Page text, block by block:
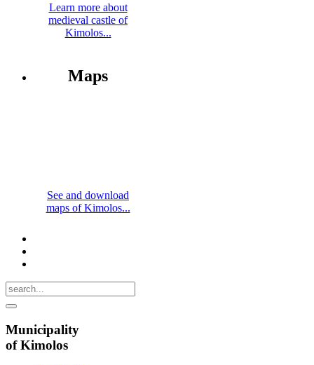
Learn more about
medieval castle of
Kimolos...
Maps
See and download
maps of Kimolos...
Municipality
of Kimolos